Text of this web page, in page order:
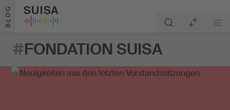
Zum Inhalt springen
BLOG
#FONDATION SUISA